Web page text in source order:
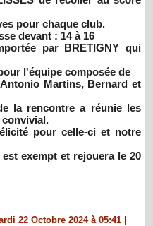
pour chaque club.
devant : 14 à 16
par BRETIGNY qui
l'équipe composée de
Martins, Bernard et
la rencontre a réunie les
pour celle-ci et notre
exempt et rejouera le 20
22 Octobre 2024 à 05:41